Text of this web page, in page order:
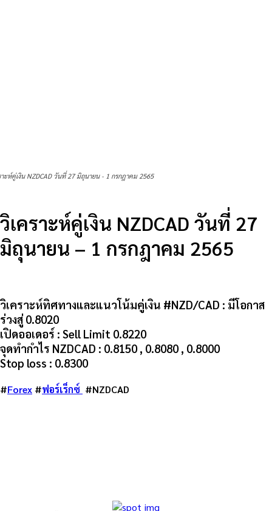
าะห์คู่เงิน NZDCAD วันที่ 27 มิถุนายน - 1 กรกฎาคม 2565
วิเคราะห์คู่เงิน NZDCAD วันที่ 27
มิถุนายน – 1 กรกฎาคม 2565
วิเคราะห์ทิศทางและแนวโน้มคู่เงิน #NZD/CAD : มีโอกาส
ร่วงสู่ 0.8020
เปิดออเดอร์ : Sell Limit 0.8220
จุดทำกำไร NZDCAD : 0.8150 , 0.8080 , 0.8000
Stop loss : 0.8300
#Forex #ฟอร์เร็กซ์ #NZDCAD